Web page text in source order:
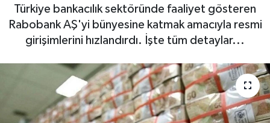
Türkiye bankacılık sektöründe faaliyet gösteren
Rabobank AŞ'yi bünyesine katmak amacıyla resmi
girişimlerini hızlandırdı. İşte tüm detaylar...